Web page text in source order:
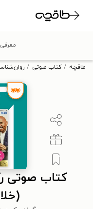
تخفیف
طاقچه کتاب صوتی
کتاب صوتی
معرفی